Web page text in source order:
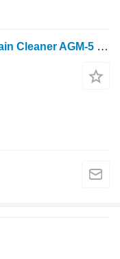
AG Farms Group Aerodynamic Grain Cleaner AGM-5 (Aerodynamic separator)